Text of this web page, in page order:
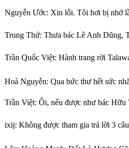
Nguyễn Ước: Xin lỗi. Tôi hơi bị nhớ
Trung Thứ: Thưa bác Lê Anh Dũng,
Trần Quốc Việt: Hành trang rời
Hoà Nguyễn: Qua bức thư hết sức
Trần Việt: Ôi, nếu được như bác Hữu
ixij: Không được tham gia trả lời 3